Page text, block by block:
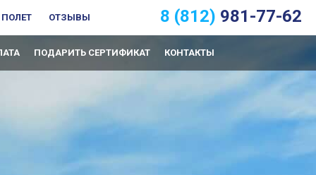
8 (812) 981-77-62
ОТЗЫВЫ
ПОДАРИТЬ СЕРТИФИКАТ КОНТАКТЫ